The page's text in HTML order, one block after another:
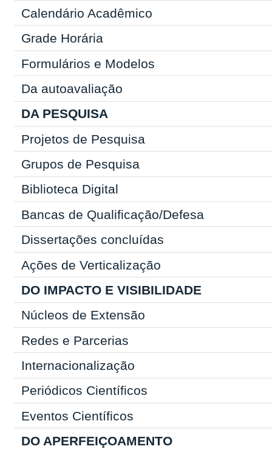
Calendário Acadêmico
Grade Horária
Formulários e Modelos
Da autoavaliação
DA PESQUISA
Projetos de Pesquisa
Grupos de Pesquisa
Biblioteca Digital
Bancas de Qualificação/Defesa
Dissertações concluídas
Ações de Verticalização
DO IMPACTO E VISIBILIDADE
Núcleos de Extensão
Redes e Parcerias
Internacionalização
Periódicos Científicos
Eventos Científicos
DO APERFEIÇOAMENTO